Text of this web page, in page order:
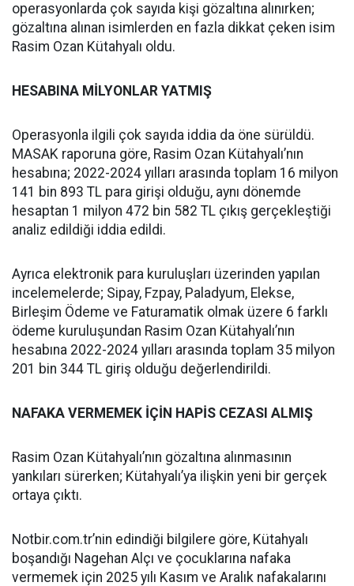
operasyonlarda çok sayıda kişi gözaltına alınırken;
gözaltına alınan isimlerden en fazla dikkat çeken isim
Rasim Ozan Kütahyalı oldu.
HESABINA MİLYONLAR YATMIŞ
Operasyonla ilgili çok sayıda iddia da öne sürüldü.
MASAK raporuna göre, Rasim Ozan Kütahyalı’nın
hesabına; 2022-2024 yılları arasında toplam 16 milyon
141 bin 893 TL para girişi olduğu, aynı dönemde
hesaptan 1 milyon 472 bin 582 TL çıkış gerçekleştiği
analiz edildiği iddia edildi.
Ayrıca elektronik para kuruluşları üzerinden yapılan
incelemelerde; Sipay, Fzpay, Paladyum, Elekse,
Birleşim Ödeme ve Faturamatik olmak üzere 6 farklı
ödeme kuruluşundan Rasim Ozan Kütahyalı’nın
hesabına 2022-2024 yılları arasında toplam 35 milyon
201 bin 344 TL giriş olduğu değerlendirildi.
NAFAKA VERMEMEK İÇİN HAPİS CEZASI ALMIŞ
Rasim Ozan Kütahyalı’nın gözaltına alınmasının
yankıları sürerken; Kütahyalı’ya ilişkin yeni bir gerçek
ortaya çıktı.
Notbir.com.tr’nin edindiği bilgilere göre, Kütahyalı
boşandığı Nagehan Alçı ve çocuklarına nafaka
vermemek için 2025 yılı Kasım ve Aralık nafakalarını